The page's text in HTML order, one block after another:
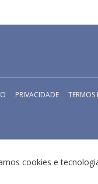
PRIVACIDADE TERMOS
cookies e